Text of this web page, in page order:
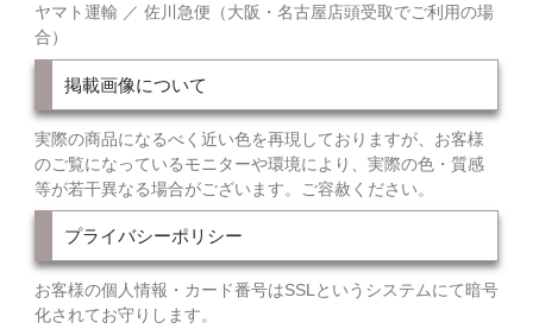
ヤマト運輸 ／ 佐川急便（大阪・名古屋店頭受取でご利用の場
合）
掲載画像について
実際の商品になるべく近い色を再現しておりますが、お客様
のご覧になっているモニターや環境により、実際の色・質感
等が若干異なる場合がございます。ご容赦ください。
プライバシーポリシー
お客様の個人情報・カード番号はSSLというシステムにて暗号
化されてお守りします。